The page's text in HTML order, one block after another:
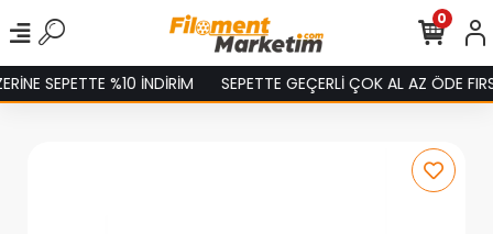
SEPETTE %10 İNDİRİM SEPETTE GEÇERLİ ÇOK AL AZ ÖDE
0